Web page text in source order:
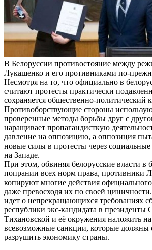
В Белоруссии противостояние между
Лукашенко и его противниками по-
Несмотря на то, что официально в
считают протесты практически
сохраняется общественно-политический
Противоборствующие стороны
проверенные методы борьбы друг с
наращивает пропагандисткую
давление на оппозицию, а оппозиция
новые силы в протесты через
на Западе.
При этом, обвиняя белорусские власти в
попрании всех норм права, противники
копируют многие действия
даже превосходя их по своей
идет о непрекращающихся требованиях
республики экс-кандидата в президенты
Тихановской и её окружения наложить
всевозможные санкции, которые должны
разрушить экономику страны.